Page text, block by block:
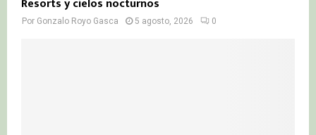
Resorts y cielos nocturnos
Por Gonzalo Royo Gasca 5 agosto, 2026 0